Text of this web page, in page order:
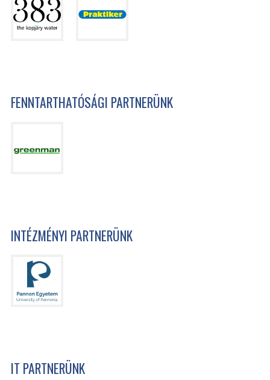
FENNTARTHATÓSÁGI PARTNERÜNK
INTÉZMÉNYI PARTNERÜNK
IT PARTNERÜNK